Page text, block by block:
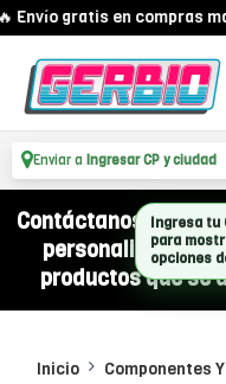
Envío gratis en compras
Enviar a Ingresar CP y ciudad
Contáctanos por
personalizado
productos que se
Inicio Componentes
Ingresa tu
para
opciones